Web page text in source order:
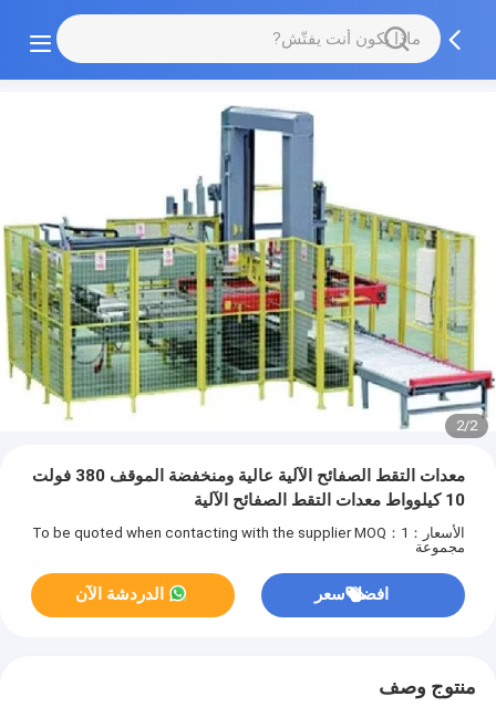
2/2
معدات التقط الصفائح الآلية عالية ومنخفضة الموقف 380 فولت
10 كيلوواط معدات التقط الصفائح الآلية
الأسعار：To be quoted when contacting with the supplier MOQ：1
مجموعة
افضل سعر الدردشة الآن
منتوج وصف